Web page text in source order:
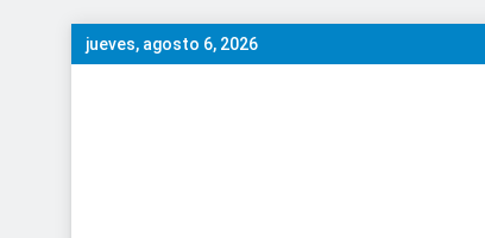
Saltar
al
jueves, agosto 6, 2026